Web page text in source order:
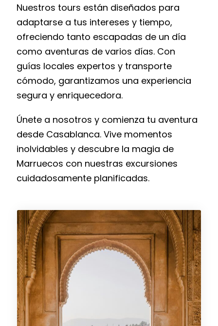
Nuestros tours están diseñados para
adaptarse a tus intereses y tiempo,
ofreciendo tanto escapadas de un día
como aventuras de varios días. Con
guías locales expertos y transporte
cómodo, garantizamos una experiencia
segura y enriquecedora.
Únete a nosotros y comienza tu aventura
desde Casablanca. Vive momentos
inolvidables y descubre la magia de
Marruecos con nuestras excursiones
cuidadosamente planificadas.